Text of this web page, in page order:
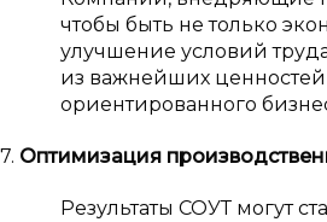
чтобы быть не только
улучшение условий
из важнейших ценностей
ориентированного
7. Оптимизация
Результаты СОУТ могут